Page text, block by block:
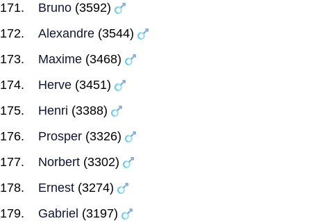
Bruno (3592)
Alexandre (3544)
Maxime (3468)
Herve (3451)
Henri (3388)
Prosper (3326)
Norbert (3302)
Ernest (3274)
Gabriel (3197)